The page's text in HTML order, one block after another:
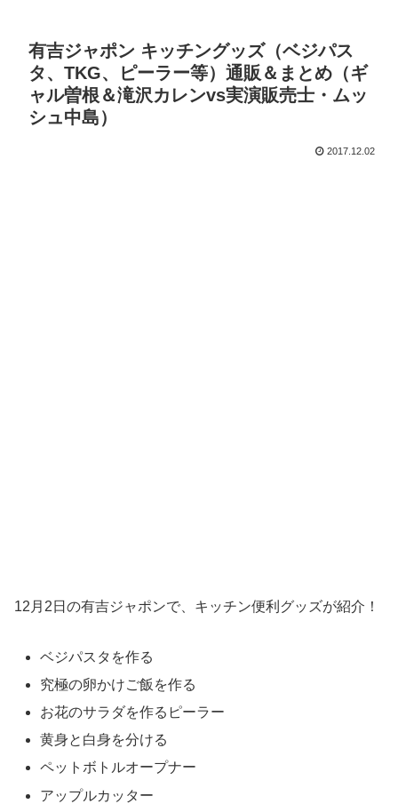
有吉ジャポン キッチングッズ（ベジパス
タ、TKG、ピーラー等）通販＆まとめ（ギ
ャル曽根＆滝沢カレンvs実演販売士・ムッ
シュ中島）
2017.12.02
12月2日の有吉ジャポンで、キッチン便利グッズが紹介！
ベジパスタを作る
究極の卵かけご飯を作る
お花のサラダを作るピーラー
黄身と白身を分ける
ペットボトルオープナー
アップルカッター